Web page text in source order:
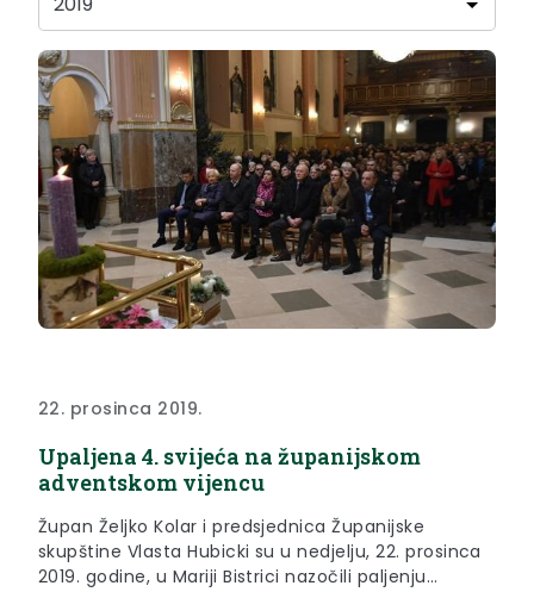
22. prosinca 2019.
Upaljena 4. svijeća na županijskom
adventskom vijencu
Župan Željko Kolar i predsjednica Županijske
skupštine Vlasta Hubicki su u nedjelju, 22. prosinca
2019. godine, u Mariji Bistrici nazočili paljenju